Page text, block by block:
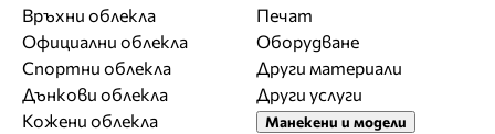
Връхни облекла
Официални облекла
Спортни облекла
Дънкови облекла
Кожени облекла
Печат
Оборудване
Други материали
Други услуги
Манекени и модели